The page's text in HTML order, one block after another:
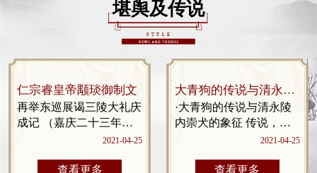
堪舆及传说
仁宗睿皇帝颙琰御制文
再举东巡展谒三陵大礼庆
成记 （嘉庆二十三年）
盛京为大清肇基之始，嗣
巍然在望，水源木本，绍
2021-04-25
查看更多
大青狗的传说与清永陵
内崇犬的象征
·大青狗的传说与清永陵
内崇犬的象征 传说，努
尔哈赤十岁（明隆庆二
厄墨乞就去世了。继母纳
2021-04-25
查看更多